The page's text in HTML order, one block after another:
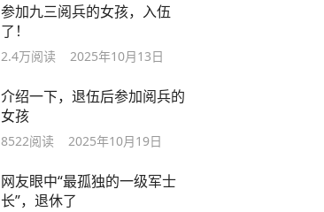
参加九三阅兵的女孩，入伍
了！
2.4万阅读 2025年10月13日
介绍一下，退伍后参加阅兵的
女孩
8522阅读 2025年10月19日
网友眼中“最孤独的一级军士
长”，退休了